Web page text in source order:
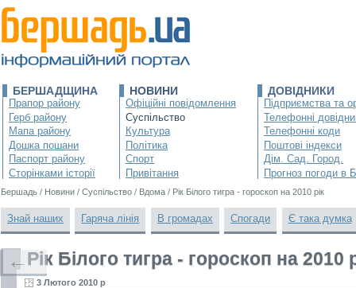
БЕРШАДЩИНА
Прапор району
Герб району
Мапа району
Дошка пошани
Паспорт району
Сторінками історії
НОВИНИ
Офіційні повідомлення
Суспільство
Культура
Політика
Спорт
Привітання
ДОВІДНИКИ
Підприємства та
Телефонні
Телефонні коди
Поштові індекси
Дім. Сад. Город.
Прогноз погоди в
Бершадь / Новини / Суспільство / Вдома / Рік Білого тигра - гороскоп на 2010 рік
Знай наших Гаряча лінія В громадах Спогади Є така думка
Рік Білого тигра - гороскоп на 2010
3 Лютого 2010 р
←